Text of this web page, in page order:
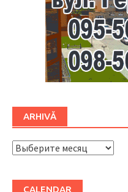
ARHIVĂ
ARHIVĂ
CALENDAR